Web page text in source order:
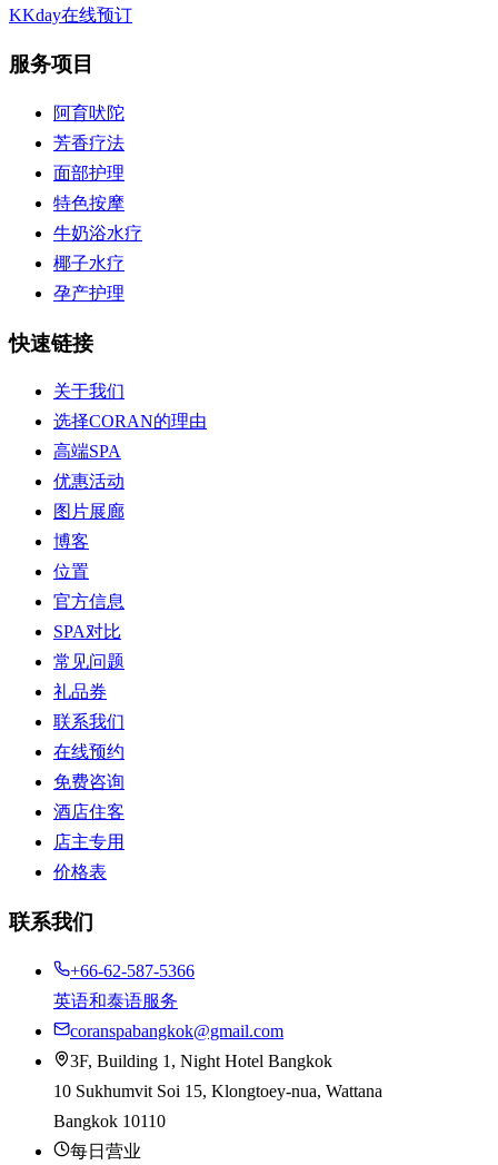
KKday在线预订
服务项目
阿育吠陀
芳香疗法
面部护理
特色按摩
牛奶浴水疗
椰子水疗
孕产护理
快速链接
关于我们
选择CORAN的理由
高端SPA
优惠活动
图片展廊
博客
位置
官方信息
SPA对比
常见问题
礼品券
联系我们
在线预约
免费咨询
酒店住客
店主专用
价格表
联系我们
+66-62-587-5366
英语和泰语服务
coranspabangkok@gmail.com
3F, Building 1, Night Hotel Bangkok
10 Sukhumvit Soi 15, Klongtoey-nua, Wattana
Bangkok 10110
每日营业